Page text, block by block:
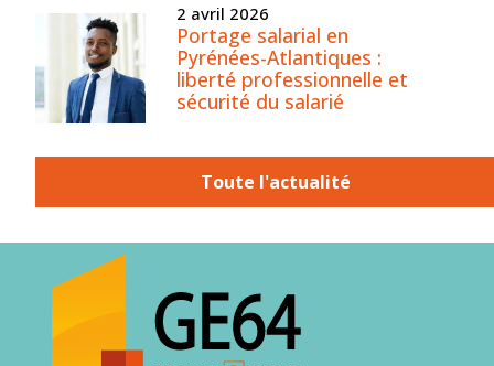
2 avril 2026
Portage salarial en
Pyrénées-Atlantiques :
liberté professionnelle et
sécurité du salarié
Toute l'actualité